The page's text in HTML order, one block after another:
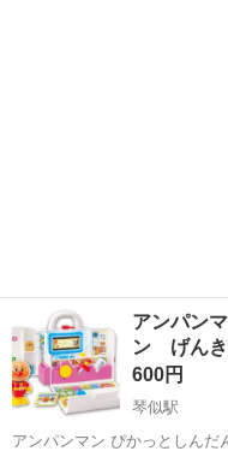
アンパン
ン げんき
600円
琴似駅
アンパンマン ぴかっとしんだ